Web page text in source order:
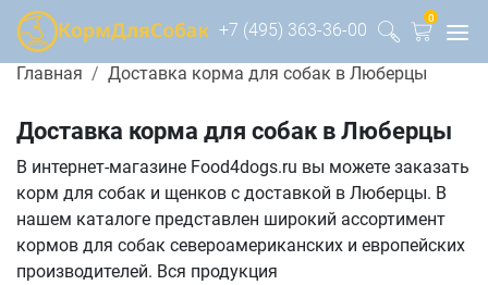
+7 (495) 363-36-00
0
Главная Доставка корма для собак в Люберцы
Доставка корма для собак в Люберцы
В интернет-магазине Food4dogs.ru вы можете заказать
корм для собак и щенков с доставкой в Люберцы. В
нашем каталоге представлен широкий ассортимент
кормов для собак североамериканских и европейских
производителей. Вся продукция